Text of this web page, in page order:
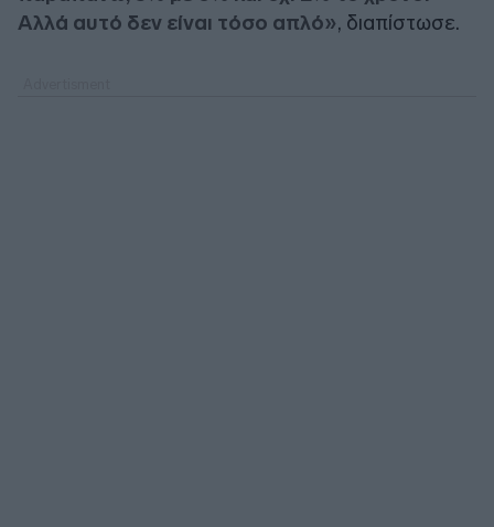
Αλλά αυτό δεν είναι τόσο απλό», διαπίστωσε.